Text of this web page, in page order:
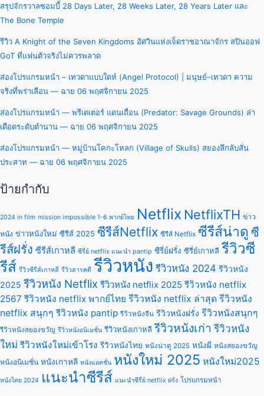
สรุปจักรวาลซอมบี้ 28 Days Later, 28 Weeks Later, 28 Years Later และ
The Bone Temple
รีวิว A Knight of the Seven Kingdoms อัศวินแห่งเจ็ดราชอาณาจักร สปินออฟ
GoT ที่แฟนตัวจริงไม่ควรพลาด
ส่องโปรแกรมหน้า – เทวดาแบบใดห์ (Angel Protocol) | มนุษย์–เทวดา ความ
จริงที่พร่าเลือน — ฉาย 06 พฤศจิกายน 2025
ส่องโปรแกรมหน้า — พรีเดเตอร์ แดนเถื่อน (Predator: Savage Grounds) ล่า
เดือดระดับตำนาน — ฉาย 06 พฤศจิกายน 2025
ส่องโปรแกรมหน้า — หมู่บ้านโคกะโหลก (Village of Skulls) สยองลึกลับสั่น
ประสาท — ฉาย 06 พฤศจิกายน 2025
ป้ายกำกับ
2024 in film mission impossible 1-6 พากย์ไทย Netflix NetflixTH ข่าว
หนัง ข่าวหนังใหม่ ซีรีส์ 2025 ซีรีส์Netflix ซีรีส์ Netflix ซีรีส์น่าดู ซี
รีส์ฝรั่ง ซีรีส์เกาหลี ซีรี่ย์ netflix แนะนํา pantip ซีรี่ย์ฝรั่ง ซีรี่ย์เกาหลี รีวิวซี
รีส์ รีวิวซีรีส์เกาหลี รีวิวสารคดี รีวิวหนัง รีวิวหนัง 2024 รีวิวหนัง
2025 รีวิวหนัง Netflix รีวิวหนัง netflix 2025 รีวิวหนัง netflix
2567 รีวิวหนัง netflix พากย์ไทย รีวิวหนัง netflix ล่าสุด รีวิวหนัง
netflix สนุกๆ รีวิวหนัง pantip รีวิวหนังจีน รีวิวหนังฝรั่ง รีวิวหนังสนุกๆ
รีวิวหนังสยองขวัญ รีวิวหนังอนิเมชั่น รีวิวหนังเกาหลี รีวิวหนังเก่า รีวิวหนัง
ใหม่ รีวิวหนังใหม่เข้าโรง รีวิวหนังไทย หนังน่าดู 2025 หนังผี หนังสยองขวัญ
หนังอนิเมชั่น หนังเกาหลี หนังแอคชั่น หนังใหม่ 2025 หนังใหม่2025
หนังไทย 2024 แนะนำซีรีส์ แนะนําซีรี่ย์ netflix ฝรั่ง โปรแกรมหน้า